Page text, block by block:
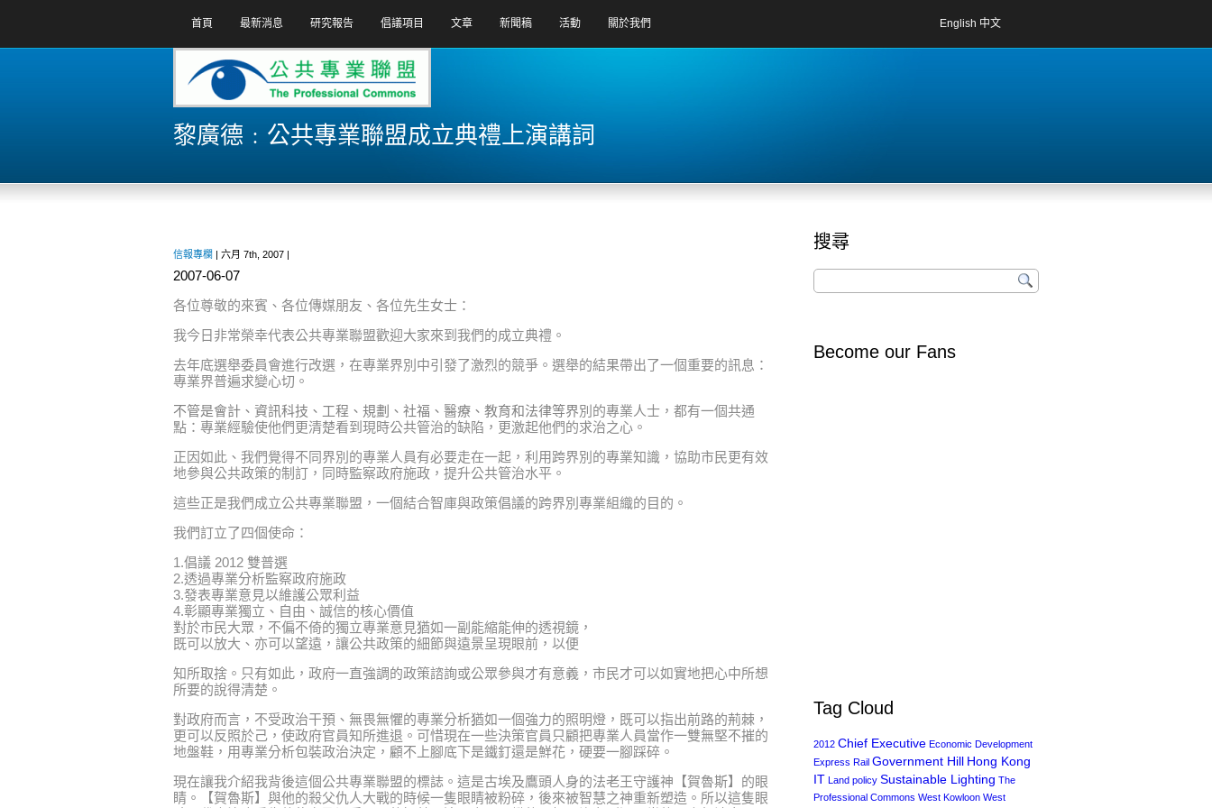
首頁 最新消息 研究報告 倡議項目 文章 新聞稿 活動 關於我們 English 中文
黎廣德﹕公共專業聯盟成立典禮上演講詞
信報專欄 | 六月 7th, 2007 |
2007-06-07
各位尊敬的來賓、各位傳媒朋友、各位先生女士：
我今日非常榮幸代表公共專業聯盟歡迎大家來到我們的成立典禮。
去年底選舉委員會進行改選，在專業界別中引發了激烈的競爭。選舉的結果帶出了一個重要的訊息：
專業界普遍求變心切。
不管是會計、資訊科技、工程、規劃、社福、醫療、教育和法律等界別的專業人士，都有一個共通
點：專業經驗使他們更清楚看到現時公共管治的缺陷，更激起他們的求治之心。
正因如此、我們覺得不同界別的專業人員有必要走在一起，利用跨界別的專業知識，協助市民更有效
地參與公共政策的制訂，同時監察政府施政，提升公共管治水平。
這些正是我們成立公共專業聯盟，一個結合智庫與政策倡議的跨界別專業組織的目的。
我們訂立了四個使命：
1.倡議 2012 雙普選
2.透過專業分析監察政府施政
3.發表專業意見以維護公眾利益
4.彰顯專業獨立、自由、誠信的核心價值
對於市民大眾，不偏不倚的獨立專業意見猶如一副能縮能伸的透視鏡，
既可以放大、亦可以望遠，讓公共政策的細節與遠景呈現眼前，以便
知所取捨。只有如此，政府一直強調的政策諮詢或公眾參與才有意義，市民才可以如實地把心中所想
所要的說得清楚。
對政府而言，不受政治干預、無畏無懼的專業分析猶如一個強力的照明燈，既可以指出前路的荊棘，
更可以反照於己，使政府官員知所進退。可惜現在一些決策官員只顧把專業人員當作一雙無堅不摧的
地盤鞋，用專業分析包裝政治決定，顧不上腳底下是鐵釘還是鮮花，硬要一腳踩碎。
現在讓我介紹我背後這個公共專業聯盟的標誌。這是古埃及鷹頭人身的法老王守護神【賀魯斯】的眼
睛。【賀魯斯】與他的殺父仇人大戰的時候一隻眼睛被粉碎，後來被智慧之神重新塑造。所以這隻眼
搜尋
Become our Fans
Tag Cloud
2012 Chief Executive Economic Development
Express Rail Government Hill Hong Kong
IT Land policy Sustainable Lighting The
Professional Commons West Kowloon West